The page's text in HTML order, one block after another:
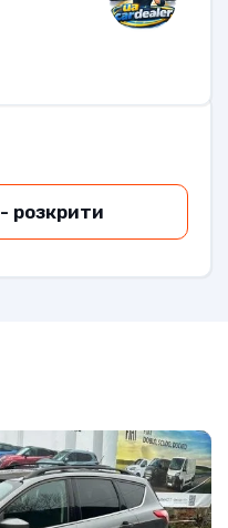
380 *** *** - розкрити